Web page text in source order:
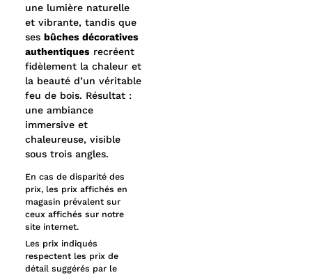
une lumière naturelle
et vibrante, tandis que
sesbûches décoratives
authentiques recréent
fidèlement la chaleur et
la beauté d’un véritable
feu de bois. Résultat :
une ambiance
immersive et
chaleureuse, visible
sous trois angles.
En cas de disparité des
prix, les prix affichés en
magasin prévalent sur
ceux affichés sur notre
site internet.
Les prix indiqués
respectent les prix de
détail suggérés par le